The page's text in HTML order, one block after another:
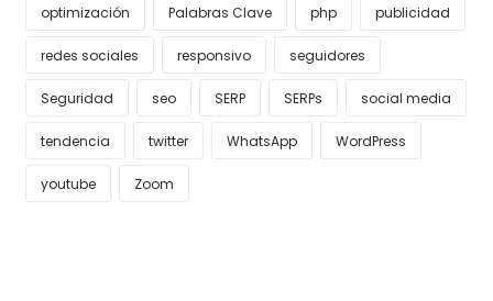
optimización Palabras Clave php publicidad
redes sociales responsivo seguidores
Seguridad seo SERP SERPs social media
tendencia twitter WhatsApp WordPress
youtube Zoom